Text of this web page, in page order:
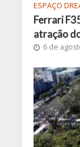
ESPAÇO
Ferrari
atração
6 de